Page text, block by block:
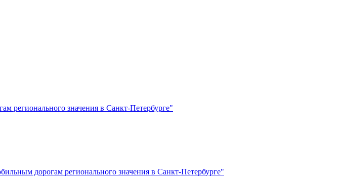
регионального значения в Санкт-Петербурге"
дорогам регионального значения в Санкт-Петербурге"